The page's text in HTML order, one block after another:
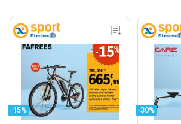
-15% -30%